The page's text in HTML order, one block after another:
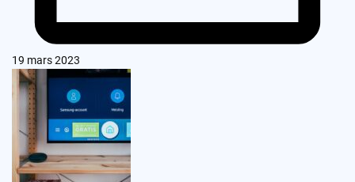
19 mars 2023